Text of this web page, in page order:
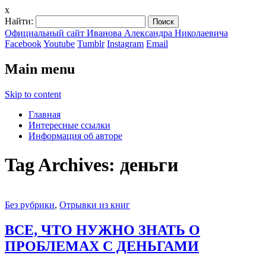
x
Найти:
Официальный сайт Иванова Александра Николаевича
FacebookYoutube Tumblr Instagram Email
Main menu
Skip to content
Главная
Интересные ссылки
Информация об авторе
Tag Archives: деньги
Без рубрики, Отрывки из книг
ВСЕ, ЧТО НУЖНО ЗНАТЬ О
ПРОБЛЕМАХ С ДЕНЬГАМИ